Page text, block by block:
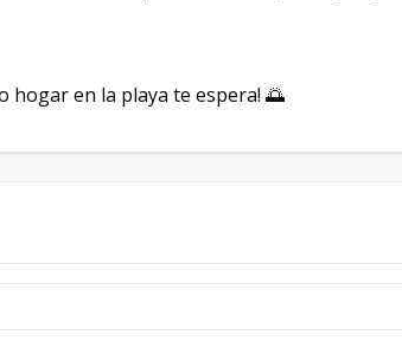
hogar en la playa te espera! 🌅